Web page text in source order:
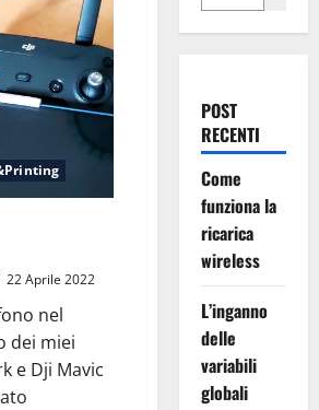
22 Aprile 2022
nel
dei miei
e Dji Mavic
POST
RECENTI
Come
funziona la
ricarica
wireless
L’inganno
delle
variabili
globali